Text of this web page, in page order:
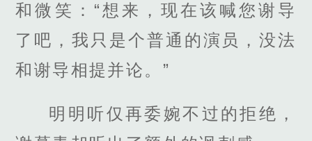
和微笑：“想来，现在该喊您谢导
了吧，我只是个普通的演员，没法
和谢导相提并论。”
明明听仅再委婉不过的拒绝，